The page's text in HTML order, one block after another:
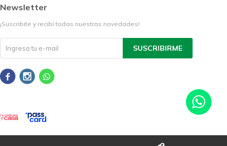
Newsletter
¡Suscribite y recibí todas nuestras novedades!
SUSCRIBIRME
  